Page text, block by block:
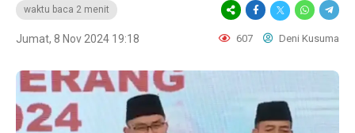
waktu baca 2 menit
Jumat, 8 Nov 2024 19:18 607 Deni Kusuma